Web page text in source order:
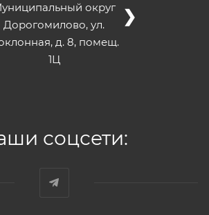
округ
Дорогомилово, ул.
д. 8, помещ.
1Ц
❯
соцсети: